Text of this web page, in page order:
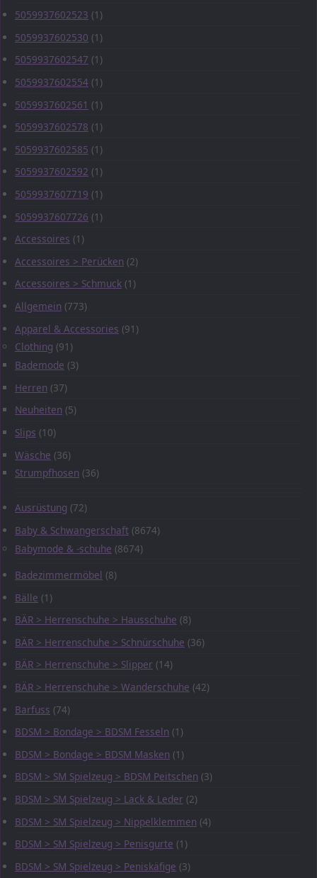
5059937602523 (1)
5059937602530 (1)
5059937602547 (1)
5059937602554 (1)
5059937602561 (1)
5059937602578 (1)
5059937602585 (1)
5059937602592 (1)
5059937607719 (1)
5059937607726 (1)
Accessoires (1)
Accessoires > Perücken (2)
Accessoires > Schmuck (1)
Allgemein (773)
Apparel & Accessories (91)
Clothing (91)
Bademode (3)
Herren (37)
Neuheiten (5)
Slips (10)
Wäsche (36)
Strumpfhosen (36)
Ausrüstung (72)
Baby & Schwangerschaft (8674)
Babymode & -schuhe (8674)
Badezimmermöbel (8)
Bälle (1)
BÄR > Herrenschuhe > Hausschuhe (8)
BÄR > Herrenschuhe > Schnürschuhe (36)
BÄR > Herrenschuhe > Slipper (14)
BÄR > Herrenschuhe > Wanderschuhe (42)
Barfuss (74)
BDSM > Bondage > BDSM Fesseln (1)
BDSM > Bondage > BDSM Masken (1)
BDSM > SM Spielzeug > BDSM Peitschen (3)
BDSM > SM Spielzeug > Lack & Leder (2)
BDSM > SM Spielzeug > Nippelklemmen (4)
BDSM > SM Spielzeug > Penisgurte (1)
BDSM > SM Spielzeug > Peniskäfige (3)